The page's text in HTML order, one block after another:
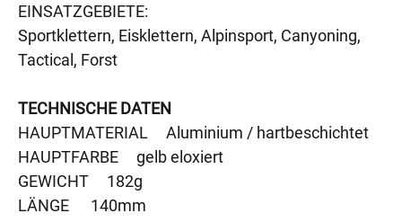
EINSATZGEBIETE:
Sportklettern, Eisklettern, Alpinsport, Canyoning,
Tactical, Forst
TECHNISCHE DATEN
HAUPTMATERIAL Aluminium / hartbeschichtet
HAUPTFARBE gelb eloxiert
GEWICHT 182g
LÄNGE 140mm